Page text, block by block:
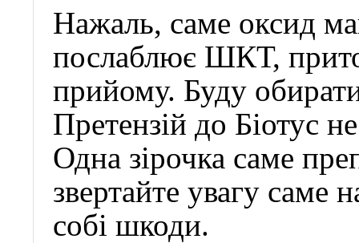
Нажаль, саме оксид
послаблює ШКТ,
прийому. Буду
Претензій до Біотус
Одна зірочка саме
звертайте увагу саме
собі шкоди.